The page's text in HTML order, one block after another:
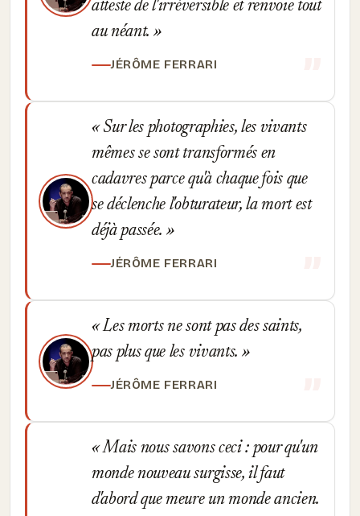
atteste de l'irréversible et renvoie tout
au néant.
JÉRÔME FERRARI
Sur les photographies, les vivants
mêmes se sont transformés en
cadavres parce qu'à chaque fois que
se déclenche l'obturateur, la mort est
déjà passée.
JÉRÔME FERRARI
Les morts ne sont pas des saints,
pas plus que les vivants.
JÉRÔME FERRARI
Mais nous savons ceci : pour qu'un
monde nouveau surgisse, il faut
d'abord que meure un monde ancien.